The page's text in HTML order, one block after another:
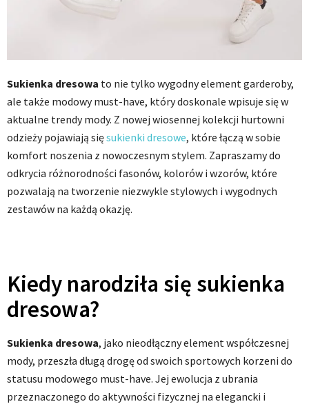
Sukienka dresowa to nie tylko wygodny element garderoby,
ale także modowy must-have, który doskonale wpisuje się w
aktualne trendy mody. Z nowej wiosennej kolekcji hurtowni
odzieży pojawiają sięsukienki dresowe, które łączą w sobie
komfort noszenia z nowoczesnym stylem. Zapraszamy do
odkrycia różnorodności fasonów, kolorów i wzorów, które
pozwalają na tworzenie niezwykle stylowych i wygodnych
zestawów na każdą okazję.
Kiedy narodziła się sukienka
dresowa?
Sukienka dresowa, jako nieodłączny element współczesnej
mody, przeszła długą drogę od swoich sportowych korzeni do
statusu modowego must-have. Jej ewolucja z ubrania
przeznaczonego do aktywności fizycznej na elegancki i